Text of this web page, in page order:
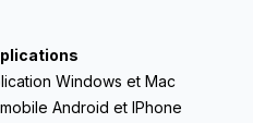
Windows et Mac
Android et IPhone